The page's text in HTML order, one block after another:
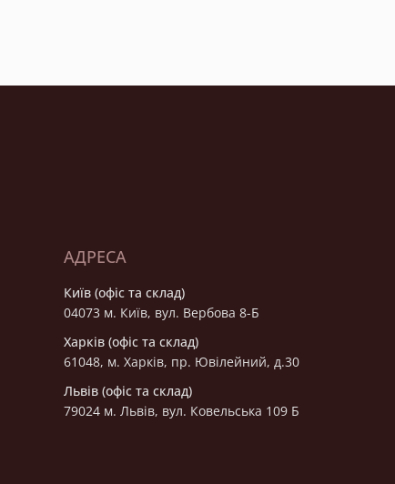
АДРЕСА
Київ (офіс та склад)
04073 м. Київ, вул. Вербова 8-Б
Харків (офіс та склад)
61048, м. Харків, пр. Ювілейний, д.30
Львів (офіс та склад)
79024 м. Львів, вул. Ковельська 109 Б